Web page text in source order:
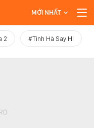
MỚI NHẤT
2 #Tinh Hà Say Hi